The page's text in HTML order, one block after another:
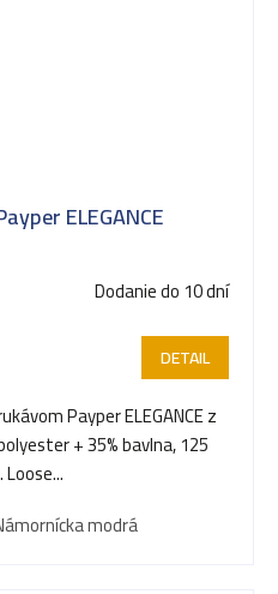
ELEGANCE
Dodanie do 10 dní
DETAIL
Payper ELEGANCE z
+ 35% bavlna, 125
modrá